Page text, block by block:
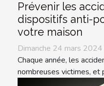
Prévenir les
dispositifs anti-
votre maison
Dimanche 24 mars
Chaque année, les
nombreuses victimes, et